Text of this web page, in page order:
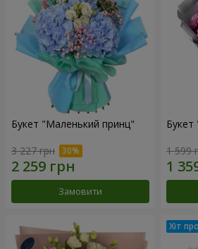
Букет "Маленький принц"
3 227 грн
Замовити
Букет
1 599